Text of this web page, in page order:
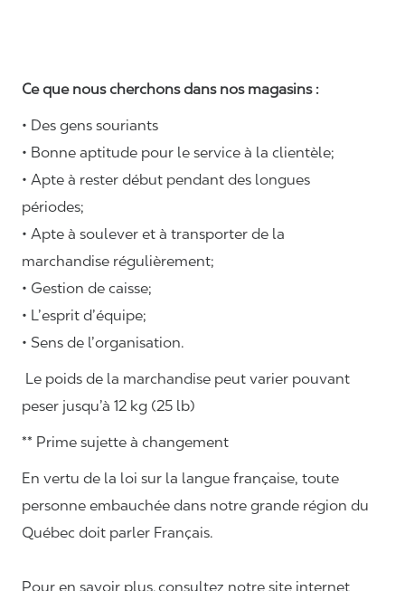
Ce que nous cherchons dans nos magasins :
• Des gens souriants
• Bonne aptitude pour le service à la clientèle;
• Apte à rester début pendant des longues
périodes;
• Apte à soulever et à transporter de la
marchandise régulièrement;
• Gestion de caisse;
• L’esprit d’équipe;
• Sens de l’organisation.
Le poids de la marchandise peut varier pouvant
peser jusqu’à 12 kg (25 lb)
** Prime sujette à changement
En vertu de la loi sur la langue française, toute
personne embauchée dans notre grande région du
Québec doit parler Français.
Pour en savoir plus, consultez notre site internet